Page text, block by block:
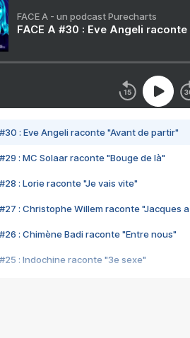
FACE A - un podcast Purecharts
FACE A #30 : Eve Angeli
#30 : Eve Angeli raconte "Avant de partir"
#29 : MC Solaar raconte "Bouge de là"
#28 : Lorie raconte "Je vais vite"
#27 : Christophe Willem raconte "Jacques
#26 : Chimène Badi raconte "Entre nous"
#25 : Indochine raconte "3e sexe"